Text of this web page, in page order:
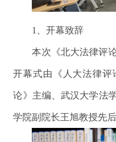
1 、开幕致辞
本次《北大法律评
开幕式由《人大法律评
论》主编、武汉大学法
学院副院长王旭教授先后